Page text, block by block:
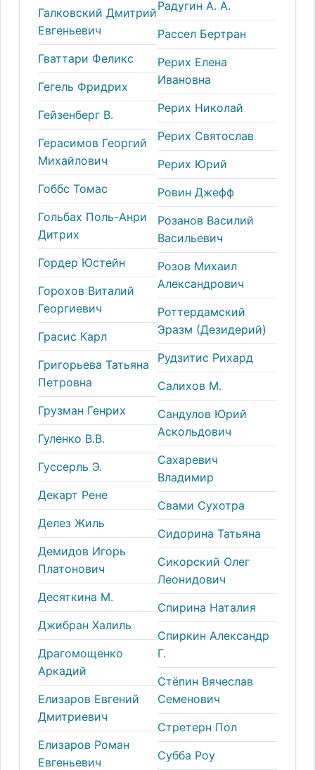
Галковский Дмитрий
Евгеньевич
Гваттари Феликс
Гегель Фридрих
Гейзенберг В.
Герасимов Георгий
Михайлович
Гоббс Томас
Гольбах Поль-Анри
Дитрих
Гордер Юстейн
Горохов Виталий
Георгиевич
Грасис Карл
Григорьева Татьяна
Петровна
Грузман Генрих
Гуленко В.В.
Гуссерль Э.
Декарт Рене
Делез Жиль
Демидов Игорь
Платонович
Десяткина М.
Джибран Халиль
Драгомощенко
Аркадий
Елизаров Евгений
Дмитриевич
Елизаров Роман
Евгеньевич
Радугин А. А.
Рассел Бертран
Рерих Елена
Ивановна
Рерих Николай
Рерих Святослав
Рерих Юрий
Ровин Джефф
Розанов Василий
Васильевич
Розов Михаил
Александрович
Роттердамский
Эразм (Дезидерий)
Рудзитис Рихард
Салихов М.
Сандулов Юрий
Аскольдович
Сахаревич
Владимир
Свами Сухотра
Сидорина Татьяна
Сикорский Олег
Леонидович
Спирина Наталия
Спиркин Александр
Г.
Стёпин Вячеслав
Семенович
Стретерн Пол
Субба Роу